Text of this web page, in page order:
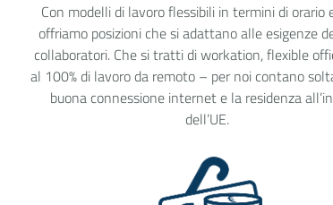
Con modelli di lavoro flessibili in termini di orario
offriamo posizioni che si adattano alle esigenze
collaboratori. Che si tratti di workation, flexible
al 100% di lavoro da remoto – per noi contano
buona connessione internet e la residenza
dell’UE.